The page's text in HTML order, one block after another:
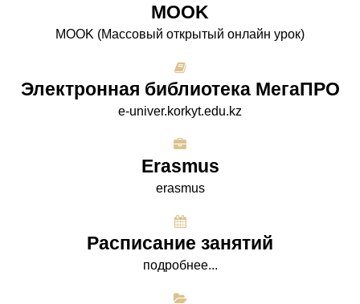
МООK
МООK (Массовый открытый онлайн урок)
Электронная библиотека МегаПРО
e-univer.korkyt.edu.kz
Erasmus
erasmus
Расписание занятий
подробнее...